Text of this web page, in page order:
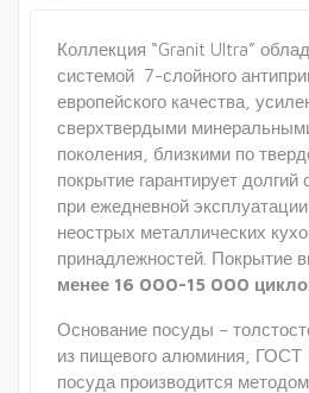
Коллекция “Granit Ultra”
системой 7-слойного
европейского качества,
сверхтвердыми
поколения, близкими по
покрытие гарантирует
при ежедневной
неострых металлических
принадлежностей. Покрытие
менее 16 000-15 000
Основание посуды –
из пищевого алюминия, ГОСТ
посуда производится методом